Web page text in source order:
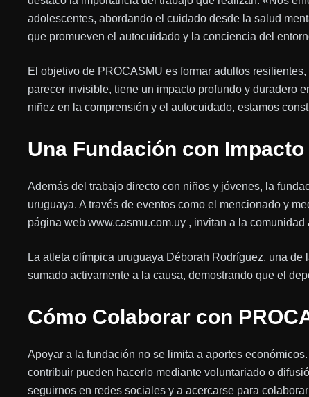
adolescentes, abordando el cuidado desde la salud
que promueven el autocuidado y la conciencia del
El objetivo de PROCASMU es formar adultos
parecer invisible, tiene un impacto profundo y duradero
niñez en la comprensión y el autocuidado, estamos
Una Fundación con
Además del trabajo directo con niños y jóvenes, la
uruguaya. A través de eventos como el mencionado y
página web www.casmu.com.uy , invitan a la comunidad
La atleta olímpica uruguaya Déborah Rodríguez, una
sumado activamente a la causa, demostrando que el
Cómo Colaborar con
Apoyar a la fundación no se limita a aportes
contribuir pueden hacerlo mediante voluntariado o
seguirnos en redes sociales y a acercarse para